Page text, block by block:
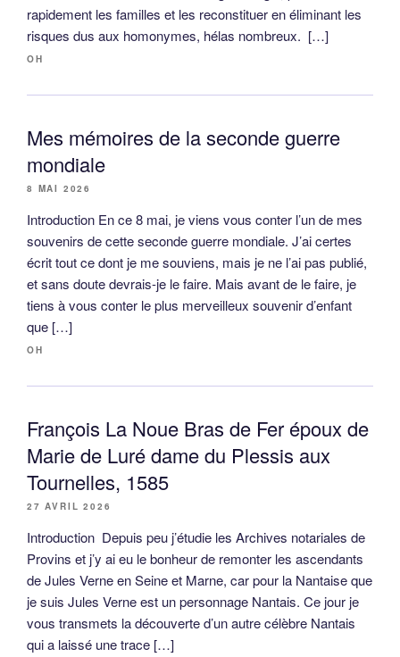
rapidement les familles et les reconstituer en éliminant les
risques dus aux homonymes, hélas nombreux. […]
OH
Mes mémoires de la seconde guerre
mondiale
8 MAI 2026
Introduction En ce 8 mai, je viens vous conter l’un de mes
souvenirs de cette seconde guerre mondiale. J’ai certes
écrit tout ce dont je me souviens, mais je ne l’ai pas publié,
et sans doute devrais-je le faire. Mais avant de le faire, je
tiens à vous conter le plus merveilleux souvenir d’enfant
que […]
OH
François La Noue Bras de Fer époux de
Marie de Luré dame du Plessis aux
Tournelles, 1585
27 AVRIL 2026
Introduction Depuis peu j’étudie les Archives notariales de
Provins et j’y ai eu le bonheur de remonter les ascendants
de Jules Verne en Seine et Marne, car pour la Nantaise que
je suis Jules Verne est un personnage Nantais. Ce jour je
vous transmets la découverte d’un autre célèbre Nantais
qui a laissé une trace […]